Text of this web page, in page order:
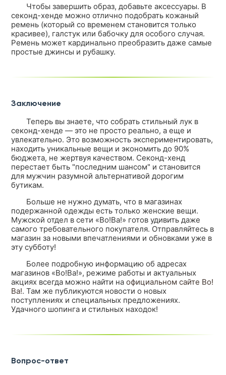
Чтобы завершить образ, добавьте аксессуары. В
секонд-хенде можно отлично подобрать кожаный
ремень (который со временем становится только
красивее), галстук или бабочку для особого случая.
Ремень может кардинально преобразить даже самые
простые джинсы и рубашку.
Заключение
Теперь вы знаете, что собрать стильный лук в
секонд-хенде — это не просто реально, а еще и
увлекательно. Это возможность экспериментировать,
находить уникальные вещи и экономить до 90%
бюджета, не жертвуя качеством. Секонд-хенд
перестает быть "последним шансом" и становится
для мужчин разумной альтернативой дорогим
бутикам.
Больше не нужно думать, что в магазинах
подержанной одежды есть только женские вещи.
Мужской отдел в сети «Во!Ва!» готов удивить даже
самого требовательного покупателя. Отправляйтесь в
магазин за новыми впечатлениями и обновками уже в
эту субботу!
Более подробную информацию об адресах
магазинов «Во!Ва!», режиме работы и актуальных
акциях всегда можно найти наофициальном сайте Во!
Ва!. Там же публикуются новости о новых
поступлениях и специальных предложениях.
Удачного шопинга и стильных находок!
Вопрос-ответ